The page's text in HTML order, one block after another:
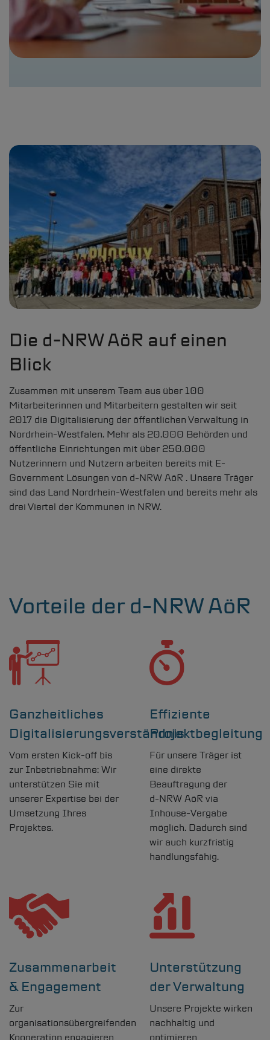
Leistungsportfolio
Kommunalvertreter & Onlinezugang
Projektanfrage
Karriere
Suchen
Informationen zur Barrierefreiheit
Leichte Sprache
Bild
Die d-NRWAöR auf einen
Blick
Zusammen mit unserem Team aus über 100
Mitarbeiterinnen und Mitarbeitern gestalten wir seit
2017 die Digitalisierung der öffentlichen Verwaltung in
Nordrhein-Westfalen. Mehr als 20.000 Behörden und
öffentliche Einrichtungen mit über 250.000
Nutzerinnern und Nutzern arbeiten bereits mit E-
Government Lösungen von d-NRWAöR . Unsere Träger
sind das Land Nordrhein-Westfalen und bereits mehr als
drei Viertel der Kommunen in NRW.
Vorteile derd-NRWAöR
Ganzheitliches
Digitalisierungsverständnis
Vom ersten Kick-off bis
zur Inbetriebnahme: Wir
unterstützen Sie mit
unserer Expertise bei der
Umsetzung Ihres
Projektes.
Effiziente
Projektbegleitung
Für unsere Träger ist
eine direkte
Beauftragung der
d-NRWAöR via
Inhouse-Vergabe
möglich. Dadurch sind
wir auch kurzfristig
handlungsfähig.
Zusammenarbeit
& Engagement
Zur
organisationsübergreifenden
Unterstützung
der Verwaltung
Unsere Projekte wirken
nachhaltig und